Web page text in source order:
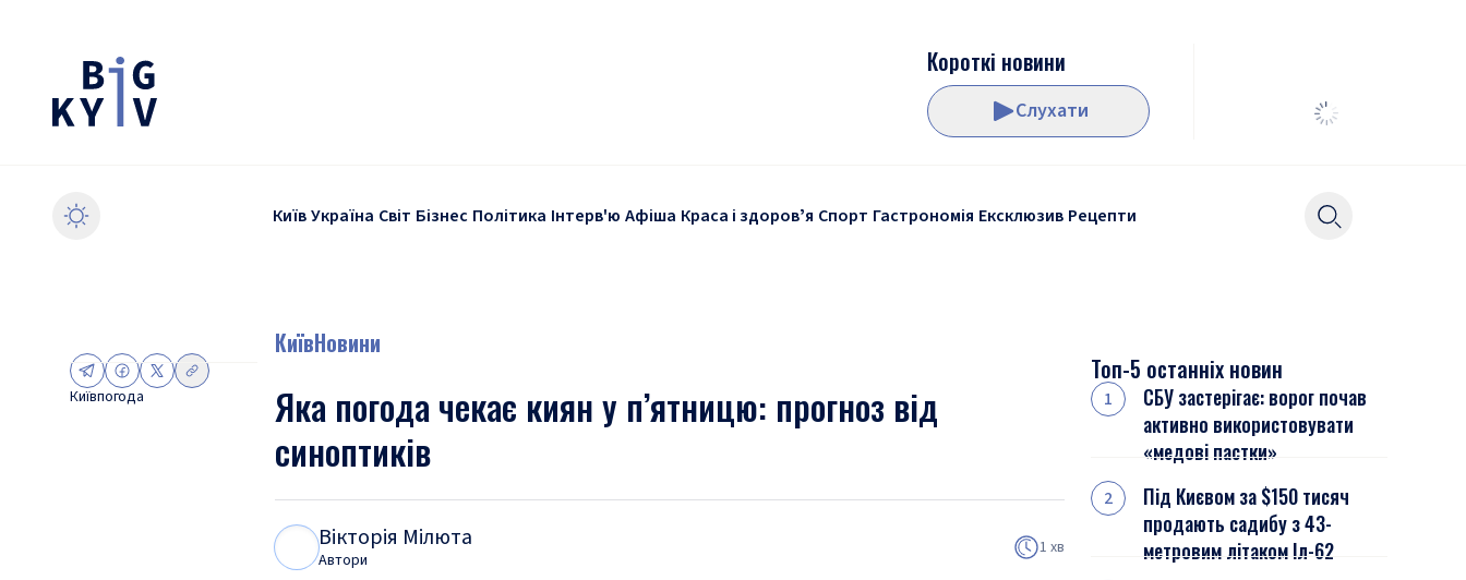
Короткі новини
Слухати
КиївУкраїна Світ Бізнес Політика Інтерв'ю Афіша Краса і здоровʼя Спорт Гастрономія Ексклюзив Рецепти
Київпогода
КиївНовини
Яка погода чекає киян у п’ятницю: прогноз від
синоптиків
Вікторія Мілюта
Автори
1 хв
Топ-5 останніх новин
СБУ застерігає: ворог почав
активно використовувати
«медові пастки»
Під Києвом за $150 тисяч
продають садибу з 43-
метровим літаком Іл-62